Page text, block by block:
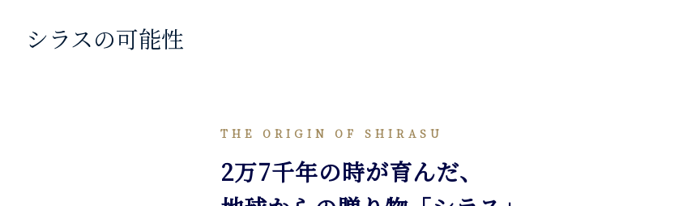
シラスの可能性
THE ORIGIN OF SHIRASU
2万7千年の時が育んだ、